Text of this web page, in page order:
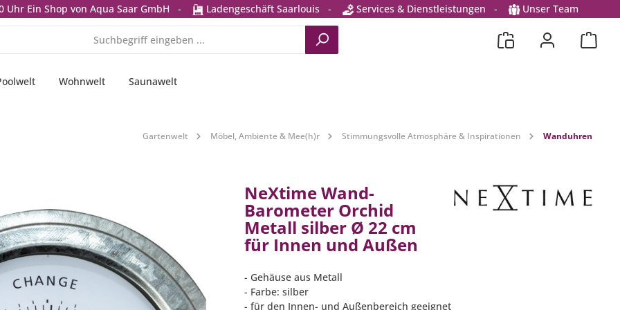
Uhr Ein Shop von Aqua Saar GmbH - Ladengeschäft Saarlouis - Services & Dienstleistungen - Unser Team
Wohnwelt Saunawelt
Gartenwelt Möbel, Ambiente & Mee(h)r Stimmungsvolle Atmosphäre & Inspirationen Wanduhren
NeXtime Wand-
Barometer Orchid
Metall silber Ø 22 cm
für Innen und Außen
- Gehäuse aus Metall
- Farbe: silber
- für den Innen- und Außenbereich geeignet